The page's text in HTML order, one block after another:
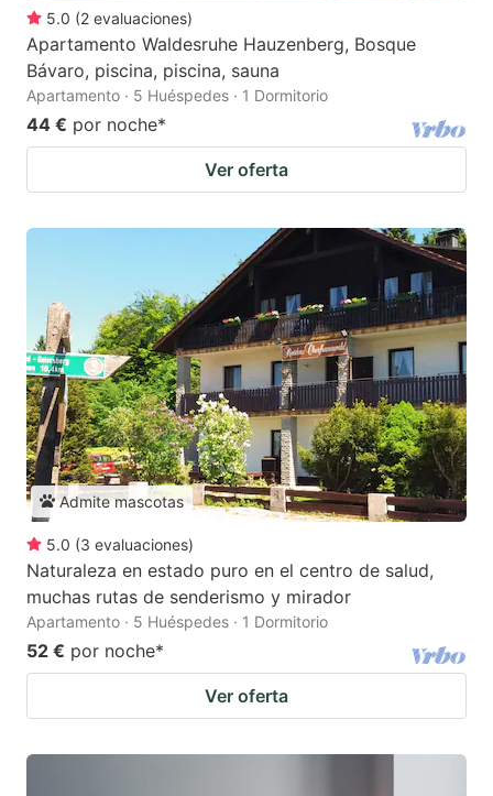
5.0 (2 evaluaciones)
Apartamento Waldesruhe Hauzenberg, Bosque
Bávaro, piscina, piscina, sauna
Apartamento · 5 Huéspedes · 1 Dormitorio
44 € por noche*
Ver oferta
Admite mascotas
5.0 (3 evaluaciones)
Naturaleza en estado puro en el centro de salud,
muchas rutas de senderismo y mirador
Apartamento · 5 Huéspedes · 1 Dormitorio
52 € por noche*
Ver oferta